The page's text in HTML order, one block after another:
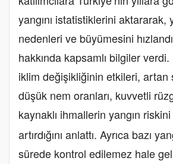
yangını istatistiklerini aktararak,
nedenleri ve büyümesini
hakkında kapsamlı bilgiler
iklim değişikliğinin etkileri, artan
düşük nem oranları, kuvvetli
kaynaklı ihmallerin yangın
artırdığını anlattı. Ayrıca bazı
sürede kontrol edilemez hale